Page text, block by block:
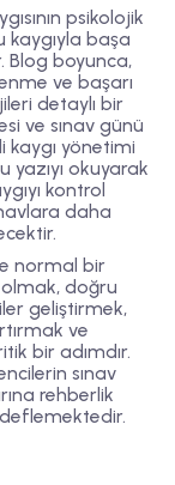
psikolojik
kaygıyla başa
Blog boyunca,
ve başarı
detaylı bir
ve sınav günü
kaygı yönetimi
yazıyı okuyarak
kontrol
daha
normal bir
doğru
geliştirmek,
ve
bir adımdır.
sınav
rehberlik